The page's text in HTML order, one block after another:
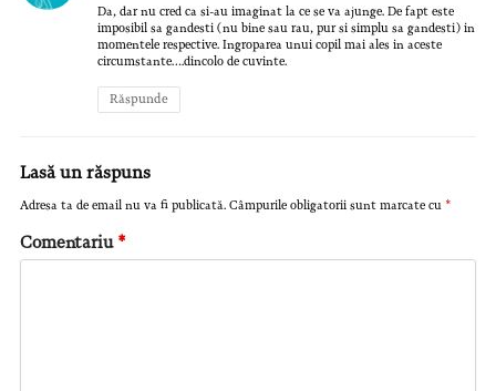
Da, dar nu cred ca si-au imaginat la ce se va ajunge. De fapt este
imposibil sa gandesti (nu bine sau rau, pur si simplu sa gandesti) in
momentele respective. Ingroparea unui copil mai ales in aceste
circumstante….dincolo de cuvinte.
Răspunde
Lasă un răspuns
Adresa ta de email nu va fi publicată. Câmpurile obligatorii sunt marcate cu *
Comentariu *